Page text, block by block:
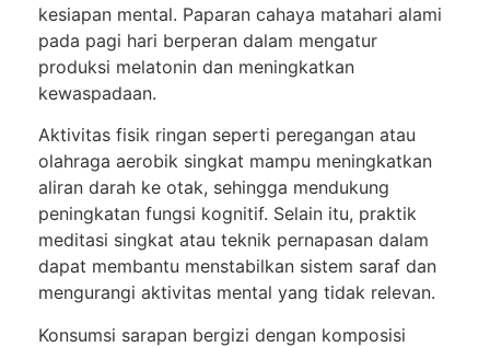
kesiapan mental. Paparan cahaya matahari alami
pada pagi hari berperan dalam mengatur
produksi melatonin dan meningkatkan
kewaspadaan.
Aktivitas fisik ringan seperti peregangan atau
olahraga aerobik singkat mampu meningkatkan
aliran darah ke otak, sehingga mendukung
peningkatan fungsi kognitif. Selain itu, praktik
meditasi singkat atau teknik pernapasan dalam
dapat membantu menstabilkan sistem saraf dan
mengurangi aktivitas mental yang tidak relevan.
Konsumsi sarapan bergizi dengan komposisi